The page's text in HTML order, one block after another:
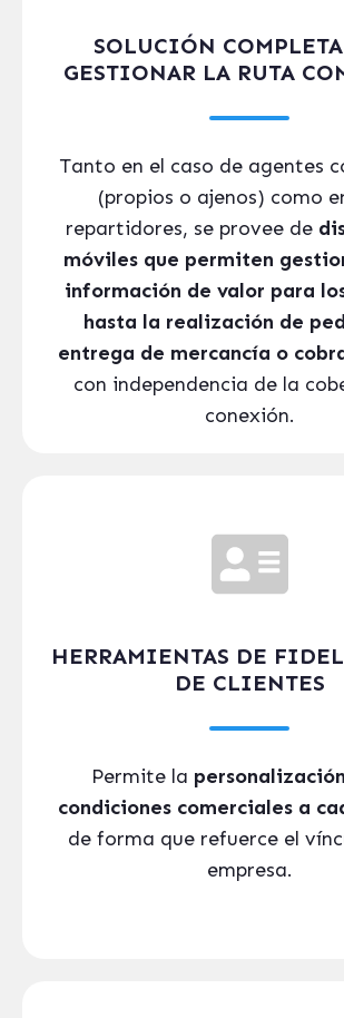
SOLUCIÓN
GESTIONAR LA RUTA
Tanto en el caso de agentes
(propios o ajenos) como
repartidores, se provee de
móviles que permiten
información de valor para
hasta la realización de
entrega de mercancía o
con independencia de la
conexión.
HERRAMIENTAS DE
DE CLIENTES
Permite la
condiciones comerciales a
de forma que refuerce el
empresa.